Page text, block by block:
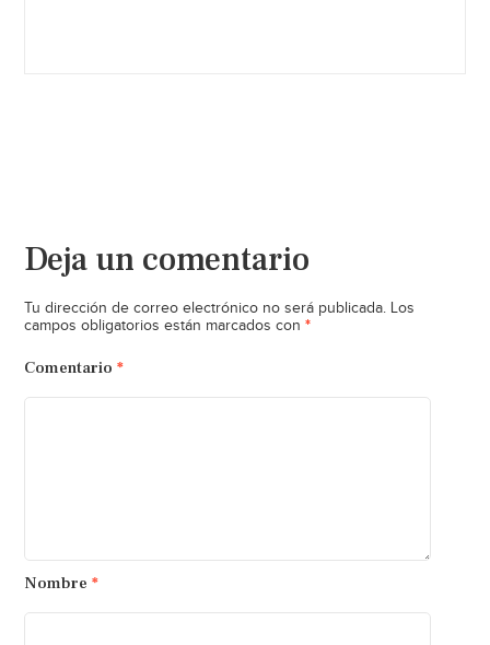
Deja un comentario
Tu dirección de correo electrónico no será publicada. Los
campos obligatorios están marcados con *
Comentario *
Nombre *